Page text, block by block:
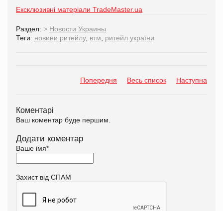
Ексклюзивні матеріали TradeMaster.ua
Раздел: > Новости Украины
Теги: новини ритейлу, втм ритейл україни
Попередня Весь список Наступна
Коментарі
Ваш коментар буде першим.
Додати коментар
Ваше імя*
Захист від СПАМ